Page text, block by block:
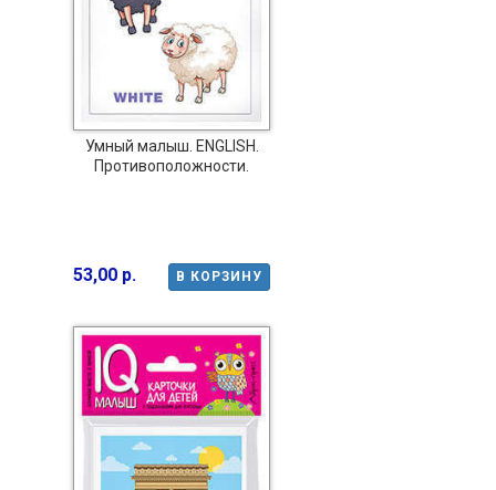
Умный малыш. ENGLISH.
Противоположности.
В КОРЗИНУ
53,00 р.